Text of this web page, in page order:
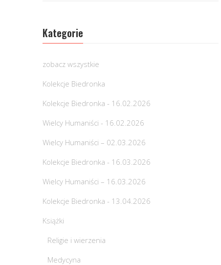
Kategorie
zobacz wszystkie
Kolekcje Biedronka
Kolekcje Biedronka - 16.02.2026
Wielcy Humaniści - 16.02.2026
Wielcy Humaniści – 02.03.2026
Kolekcje Biedronka - 16.03.2026
Wielcy Humaniści – 16.03.2026
Kolekcje Biedronka - 13.04.2026
Książki
Religie i wierzenia
Medycyna